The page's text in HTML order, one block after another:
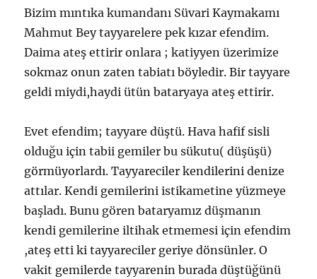
Bizim mıntıka kumandanı Süvari Kaymakamı
Mahmut Bey tayyarelere pek kızar efendim.
Daima ateş ettirir onlara ; katiyyen üzerimize
sokmaz onun zaten tabiatı böyledir. Bir tayyare
geldi miydi,haydi ütün bataryaya ateş ettirir.
Evet efendim; tayyare düştü. Hava hafif sisli
olduğu için tabii gemiler bu sükutu( düşüşü)
görmüyorlardı. Tayyareciler kendilerini denize
attılar. Kendi gemilerini istikametine yüzmeye
başladı. Bunu gören bataryamız düşmanın
kendi gemilerine iltihak etmemesi için efendim
,ateş etti ki tayyareciler geriye dönsünler. O
vakit gemilerde tayyarenin burada düştüğünü